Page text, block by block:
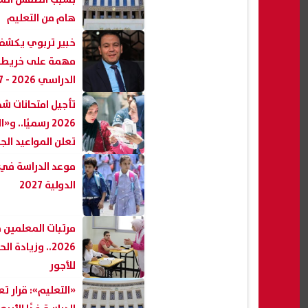
هام من التعليم
خبير تربوي
مهمة على
الدراسي 2026 - 2027
تأجيل امتحانات
2026 رسميًا..
تعلن المواعيد
موعد الدراسة
الدولية 2027
مرتبات
2026.. وزيادة
للأجور
«التعليم»: قرار